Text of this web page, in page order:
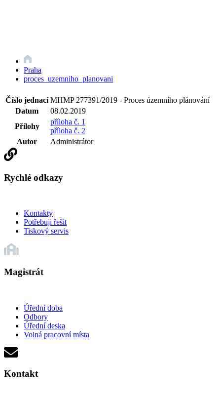
Praha
proces_uzemniho_planovani
Číslo jednací MHMP 277391/2019 - Proces územního plánování
Datum
08.02.2019
Přílohy
příloha č. 1
příloha č. 2
Autor
Administrátor
Rychlé odkazy
Kontakty
Potřebuji řešit
Tiskový servis
Magistrát
Úřední doba
Odbory
Úřední deska
Volná pracovní místa
Kontakt